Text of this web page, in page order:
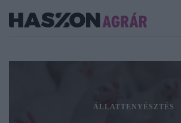
ÁLLATTENYÉSZTÉS